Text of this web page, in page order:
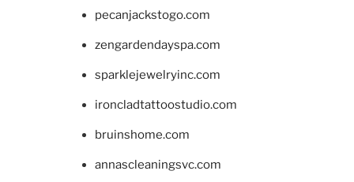
pecanjackstogo.com
zengardendayspa.com
sparklejewelryinc.com
ironcladtattoostudio.com
bruinshome.com
annascleaningsvc.com